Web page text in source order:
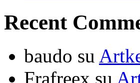
Recent
baudo su
Frafreex su